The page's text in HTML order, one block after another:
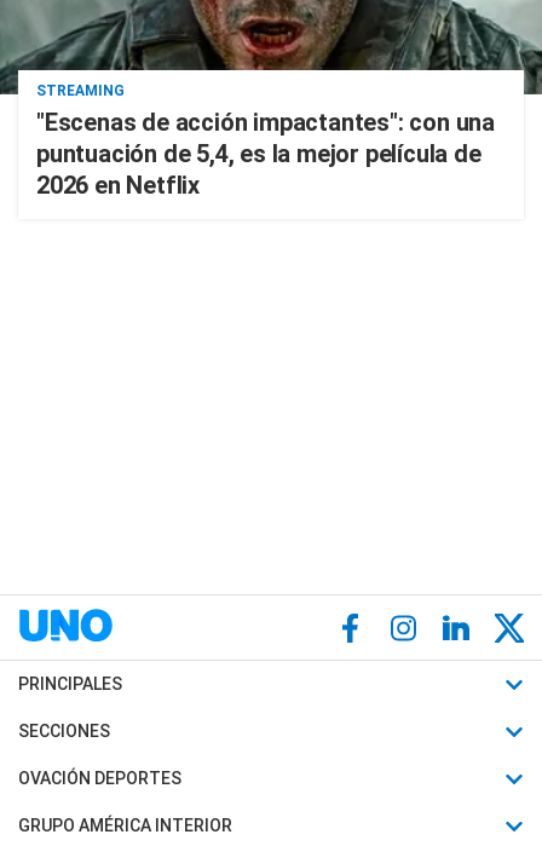
STREAMING
"Escenas de acción impactantes": con una
puntuación de 5,4, es la mejor película de
2026 en Netflix
PRINCIPALES
Últimas Noticias
Política
SECCIONES
Horóscopo
Motores
OVACIÓN DEPORTES
Fútbol
GRUPO AMÉRICA INTERIOR